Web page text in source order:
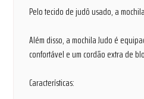
Pelo tecido de judô usado, a
Além disso, a mochila Judo é
confortável e um cordão extra de
Características: